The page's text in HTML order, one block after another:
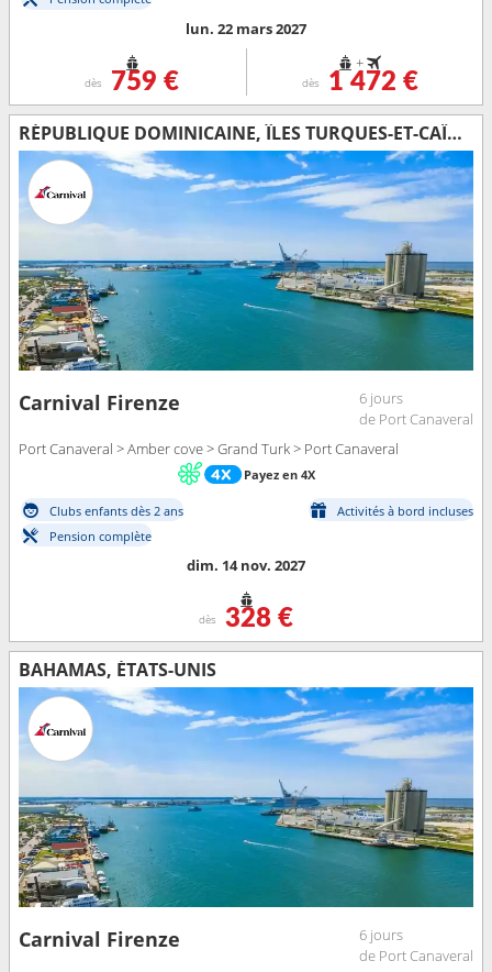
lun. 22 mars 2027
dès 759 €
+
dès 1 472 €
RÉPUBLIQUE DOMINICAINE, ÎLES TURQUES-ET-CAÏQUES, ÉTATS-UNIS
Carnival Firenze
6 jours
de Port Canaveral
Port Canaveral > Amber cove > Grand Turk > Port Canaveral
Payez en 4X
Clubs enfants dès 2 ans
Activités à bord incluses
Pension complète
dim. 14 nov. 2027
dès 328 €
BAHAMAS, ÉTATS-UNIS
Carnival Firenze
6 jours
de Port Canaveral